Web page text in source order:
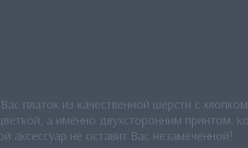
платок из качественной шерсти с
а именно двухсторонним принтом:
аксессуар не оставит Вас незамеченной!